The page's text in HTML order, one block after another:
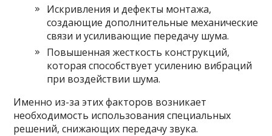
Искривления и дефекты монтажа,
создающие дополнительные механические
связи и усиливающие передачу шума.
Повышенная жесткость конструкций,
которая способствует усилению вибраций
при воздействии шума.
Именно из-за этих факторов возникает
необходимость использования специальных
решений, снижающих передачу звука.